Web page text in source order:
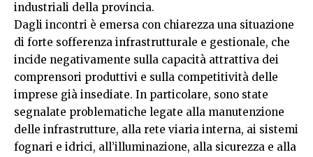
industriali della provincia.
Dagli incontri è emersa con chiarezza una situazione
di forte sofferenza infrastrutturale e gestionale, che
incide negativamente sulla capacità attrattiva dei
comprensori produttivi e sulla competitività delle
imprese già insediate. In particolare, sono state
segnalate problematiche legate alla manutenzione
delle infrastrutture, alla rete viaria interna, ai sistemi
fognari e idrici, all’illuminazione, alla sicurezza e alla